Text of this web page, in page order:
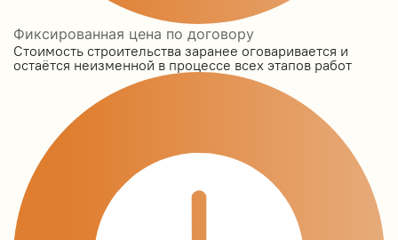
Фиксированная цена по договору
Стоимость строительства заранее оговаривается и
остаётся неизменной в процессе всех этапов работ